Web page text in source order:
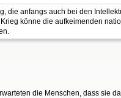
die anfangs auch bei den
könne die aufkeimenden
die Menschen, dass sie